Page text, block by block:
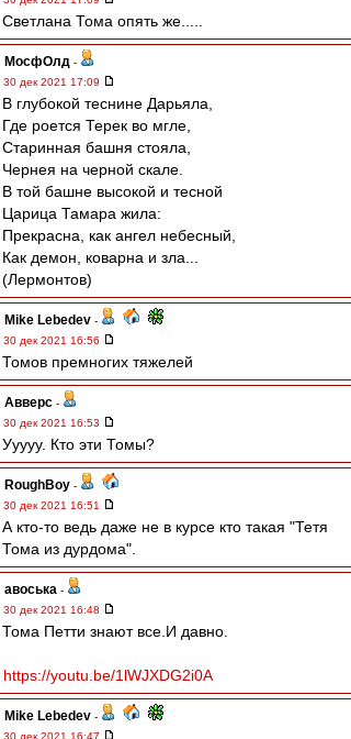
Светлана Тома опять же.....
МосфОлд -
30 дек 2021 17:09
В глубокой теснине Дарьяла,
Где роется Терек во мгле,
Старинная башня стояла,
Чернея на черной скале.
В той башне высокой и тесной
Царица Тамара жила:
Прекрасна, как ангел небесный,
Как демон, коварна и зла...
(Лермонтов)
Mike Lebedev -
30 дек 2021 16:56
Томов премногих тяжелей
Авверс -
30 дек 2021 16:53
Ууууу. Кто эти Томы?
RoughBoy -
30 дек 2021 16:51
А кто-то ведь даже не в курсе кто такая "Тетя
Тома из дурдома".
авоська -
30 дек 2021 16:48
Тома Петти знают все.И давно.
https://youtu.be/1lWJXDG2i0A
Mike Lebedev -
30 дек 2021 16:47